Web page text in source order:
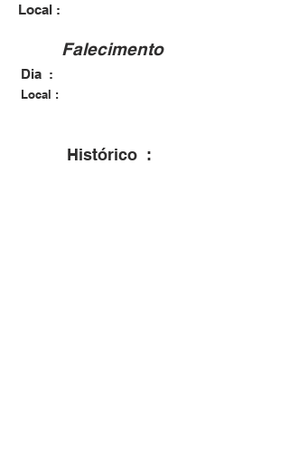
Local :
Histórico :
Dia :
Falecimento
Local :